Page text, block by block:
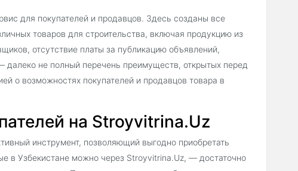
для покупателей и продавцов. Здесь созданы все
товаров для строительства, включая продукцию из
отсутствие платы за публикацию объявлений,
не полный перечень преимуществ, открытых перед
о возможностях покупателей и продавцов товара в
на Stroyvitrina.Uz
инструмент, позволяющий выгодно приобретать
в Узбекистане можно через Stroyvitrina.Uz, — достаточно